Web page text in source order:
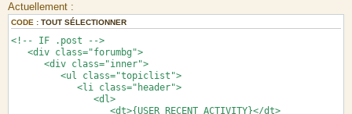
Actuellement :
CODE : TOUT SÉLECTIONNER
<!-- IF .post -->
<div class="forumbg">
<div class="inner">
<ul class="topiclist">
<li class="header">
<dl>
<dt>{USER_RECENT_ACTIVITY}</dt>